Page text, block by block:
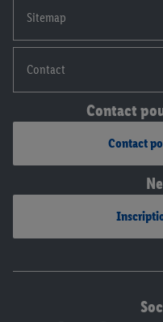
Sitemap
Contact
Contact
Contact